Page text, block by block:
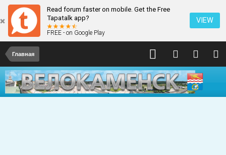
Read forum faster on mobile. Get the Free
Tapatalk app?
FREE - on Google Play
VIEW
Главная